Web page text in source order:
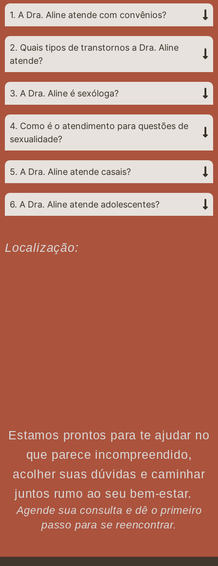
1. A Dra. Aline atende com convênios?
2. Quais tipos de transtornos a Dra. Aline
atende?
3. A Dra. Aline é sexóloga?
4. Como é o atendimento para questões de
sexualidade?
5. A Dra. Aline atende casais?
6. A Dra. Aline atende adolescentes?
Localização:
Estamos prontos para te ajudar no
que parece incompreendido,
acolher suas dúvidas e caminhar
juntos rumo ao seu bem-estar.
Agende sua consulta e dê o primeiro
passo para se reencontrar.